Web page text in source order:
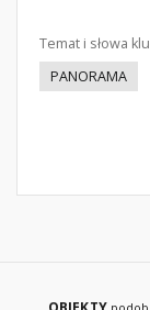
Temat i słowa
PANORAMA